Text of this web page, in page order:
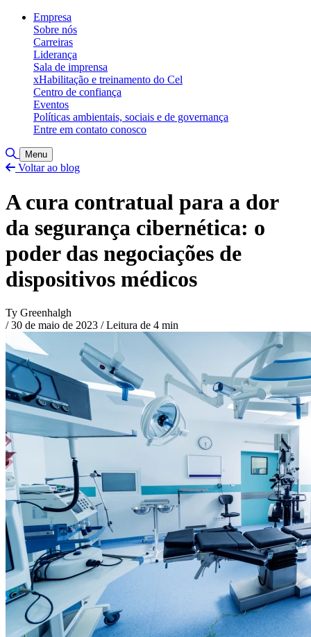
Empresa
Sobre nós
Carreiras
Liderança
Sala de imprensa
xHabilitação e treinamento do Cel
Centro de confiança
Eventos
Políticas ambientais, sociais e de governança
Entre em contato conosco
Alternar pesquisa
Menu
Voltar ao blog
A cura contratual para a dor
da segurança cibernética: o
poder das negociações de
dispositivos médicos
Ty Greenhalgh
/ 30 de maio de 2023 /Leitura de 4 min